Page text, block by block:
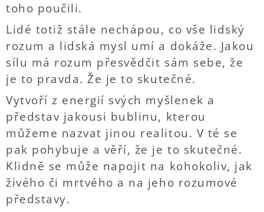
toho poučili.
Lidé totiž stále nechápou, co vše lidský
rozum a lidská mysl umí a dokáže. Jakou
sílu má rozum přesvědčit sám sebe, že
je to pravda. Že je to skutečné.
Vytvoří z energií svých myšlenek a
představ jakousi bublinu, kterou
můžeme nazvat jinou realitou. V té se
pak pohybuje a věří, že je to skutečné.
Klidně se může napojit na kohokoliv, jak
živého či mrtvého a na jeho rozumové
představy.